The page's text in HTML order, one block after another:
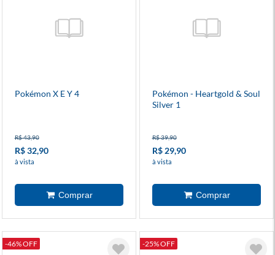
Pokémon X E Y 4
R$ 43,90
R$ 32,90
à vista
Pokémon - Heartgold & Soul
Silver 1
R$ 39,90
R$ 29,90
à vista
-46% OFF -25% OFF